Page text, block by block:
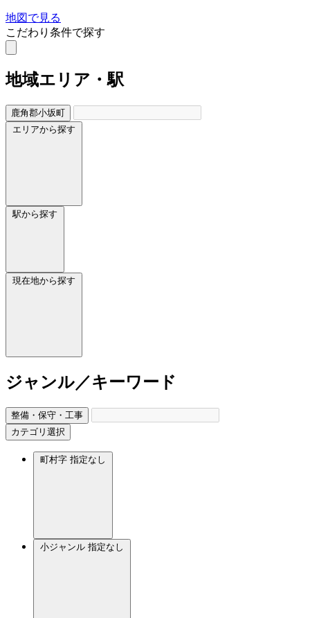
地図で見る
こだわり条件で探す
地域エリア・駅
鹿角郡小坂町
エリアから探す
駅から探す
現在地から探す
ジャンル／キーワード
整備・保守・工事
カテゴリ選択
町村字 指定なし
小ジャンル 指定なし